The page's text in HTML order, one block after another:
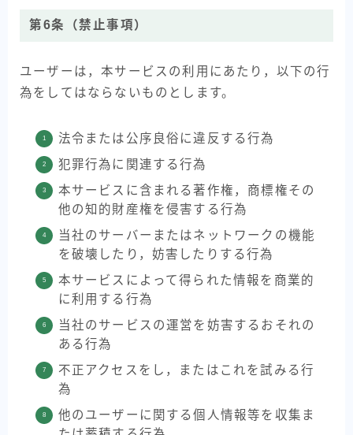
第6条（禁止事項）
ユーザーは，本サービスの利用にあたり，以下の行
為をしてはならないものとします。
法令または公序良俗に違反する行為
犯罪行為に関連する行為
本サービスに含まれる著作権，商標権その
他の知的財産権を侵害する行為
当社のサーバーまたはネットワークの機能
を破壊したり，妨害したりする行為
本サービスによって得られた情報を商業的
に利用する行為
当社のサービスの運営を妨害するおそれの
ある行為
不正アクセスをし，またはこれを試みる行
為
他のユーザーに関する個人情報等を収集ま